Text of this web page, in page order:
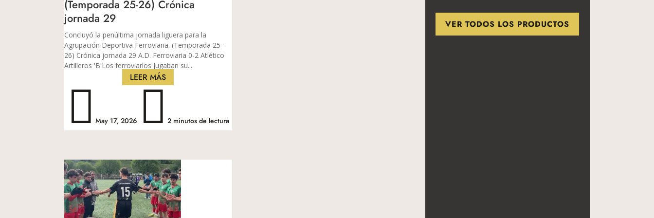
(Temporada 25-26) Crónica
jornada 29
Concluyó la penúltima jornada liguera para la
Agrupación Deportiva Ferroviaria. (Temporada 25-
26) Crónica jornada 29 A.D. Ferroviaria 0-2 Atlético
Artilleros 'B'​​​​​Los ferroviarios jugaban su...
LEER MÁS
 May 17, 2026 2 minutos de lectura
VER TODOS LOS PRODUCTOS